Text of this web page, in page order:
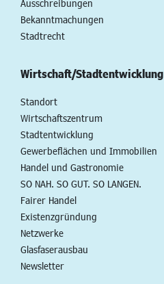
Ausschreibungen
Bekanntmachungen
Stadtrecht
Wirtschaft/Stadtentwicklung
Standort
Wirtschaftszentrum
Stadtentwicklung
Gewerbeflächen und Immobilien
Handel und Gastronomie
SO NAH. SO GUT. SO LANGEN.
Fairer Handel
Existenzgründung
Netzwerke
Glasfaserausbau
Newsletter